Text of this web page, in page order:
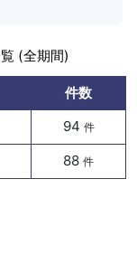
(全期間)
件数
94 件
88 件